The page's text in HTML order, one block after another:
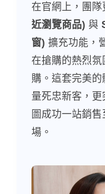
在官網上，團隊
近瀏覽商品) 與
窗) 擴充功能，
在搶購的熱烈氛
購。這套完美
量死忠新客，
圖成功一站銷
場。